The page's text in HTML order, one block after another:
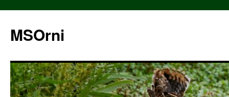
MSOrni